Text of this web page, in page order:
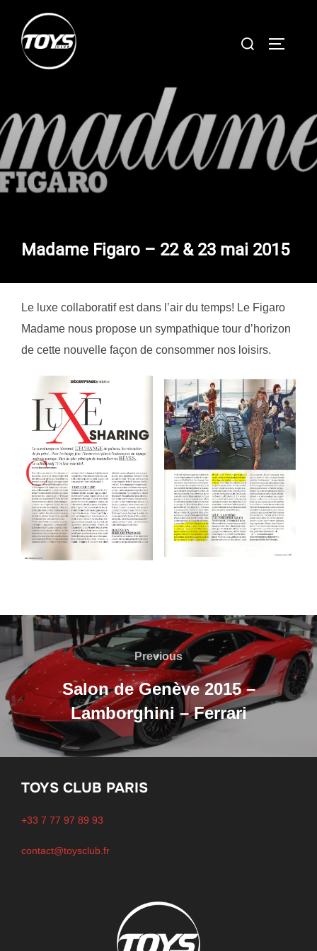
contenu
Rechercher :
Madame Figaro – 22 & 23 mai 2015
Le luxe collaboratif est dans l’air du temps! Le Figaro
Madame nous propose un sympathique tour d’horizon
de cette nouvelle façon de consommer nos loisirs.
Navigation
de
l’article
Previous
Previous
Salon de Genève 2015 –
Lamborghini – Ferrari
TOYS CLUB PARIS
+33 7 77 97 89 93
contact@toysclub.fr